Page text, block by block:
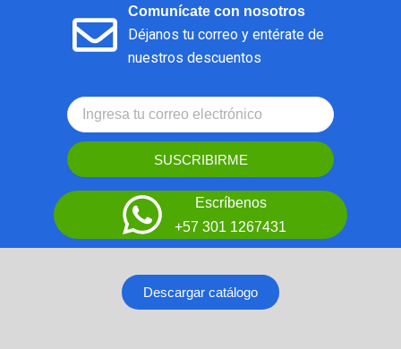
Comunícate con nosotros
Déjanos tu correo y entérate de
nuestros descuentos
SUSCRIBIRME
Escríbenos
+57 301 1267431
Descargar catálogo